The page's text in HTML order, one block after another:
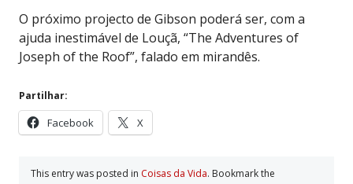
O próximo projecto de Gibson poderá ser, com a
ajuda inestimável de Louçã, “The Adventures of
Joseph of the Roof”, falado em mirandês.
Partilhar:
Facebook X
This entry was posted in Coisas da Vida. Bookmark the